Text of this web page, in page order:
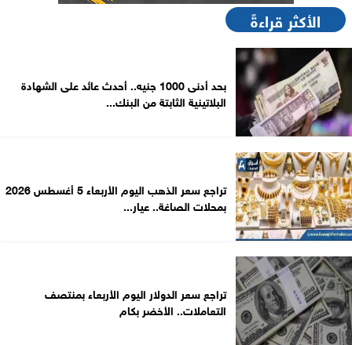
الأكثر قراءةً
بحد أدنى 1000 جنيه.. أحدث عائد على الشهادة
البلاتينية الثابتة من البنك...
تراجع سعر الذهب اليوم الأربعاء 5 أغسطس 2026
بمحلات الصاغة.. عيار...
تراجع سعر الدولار اليوم الأربعاء بمنتصف
التعاملات.. الأخضر بكام